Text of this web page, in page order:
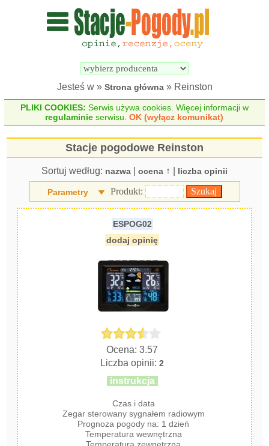
Wyszukiwarka
pogodowych
Jesteś w » Strona główna» Reinston
PLIKI COOKIES: Serwis używa cookies. Więcej informacji w
regulaminie serwisu.OK (wyłącz komunikat)
Stacje pogodowe Reinston
Sortuj według: nazwa ocena ↑ | liczba opinii
Parametry Produkt:
ESPOG02
dodaj opinię
Ocena: 3.57
Liczba opinii:2
instrukcja
Czas i data
Zegar sterowany sygnałem radiowym
Prognoza pogody na: 1 dzień
Temperatura wewnętrzna